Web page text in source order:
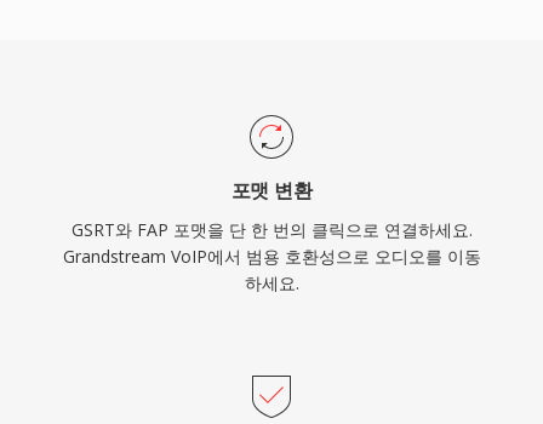
포맷 변환
GSRT와 FAP 포맷을 단 한 번의 클릭으로 연결하세요.
Grandstream VoIP에서 범용 호환성으로 오디오를 이동
하세요.